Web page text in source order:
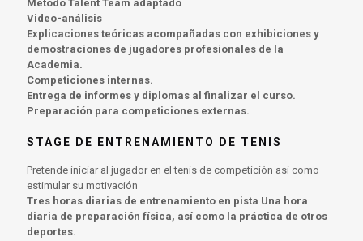
Método Talent Team adaptado
Video-análisis
Explicaciones teóricas acompañadas con exhibiciones y
demostraciones de jugadores profesionales de la
Academia.
Competiciones internas.
Entrega de informes y diplomas al finalizar el curso.
Preparación para competiciones externas.
STAGE DE ENTRENAMIENTO DE TENIS
Pretende iniciar al jugador en el tenis de competición así como
estimular su motivación
Tres horas diarias de entrenamiento en pista Una hora
diaria de preparación física, así como la práctica de otros
deportes.